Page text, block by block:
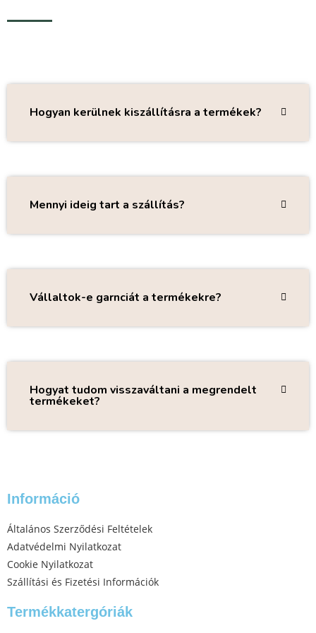
Hogyan kerülnek kiszállításra a termékek?
Mennyi ideig tart a szállítás?
Vállaltok-e garnciát a termékekre?
Hogyat tudom visszaváltani a megrendelt
termékeket?
Információ
Általános Szerződési Feltételek
Adatvédelmi Nyilatkozat
Cookie Nyilatkozat
Szállítási és Fizetési Információk
Termékkatergóriák